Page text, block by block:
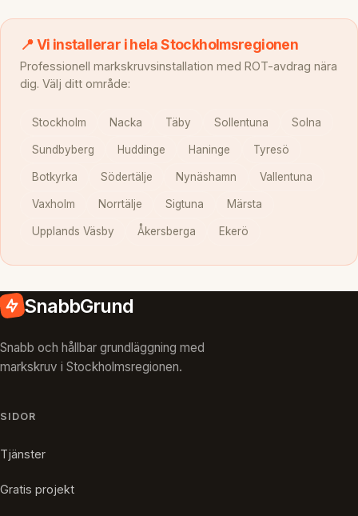
📍 Vi installerar i hela Stockholmsregionen
Professionell markskruvsinstallation med ROT-avdrag nära
dig. Välj ditt område:
Stockholm Nacka Täby Sollentuna Solna
Sundbyberg Huddinge Haninge Tyresö
Botkyrka Södertälje Nynäshamn Vallentuna
Vaxholm Norrtälje Sigtuna Märsta
Upplands Väsby Åkersberga Ekerö
SnabbGrund
Snabb och hållbar grundläggning med
markskruv i Stockholmsregionen.
SIDOR
Tjänster
Gratis projekt